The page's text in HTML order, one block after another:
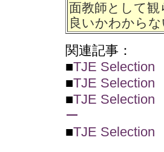
面教師として
良いかわから
関連記事：
■TJE
■TJE
■TJE
ー
■TJE